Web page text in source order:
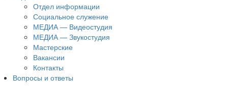
Отдел информации
Социальное служение
МЕДИА — Видеостудия
МЕДИА — Звукостудия
Мастерские
Вакансии
Контакты
Вопросы и ответы